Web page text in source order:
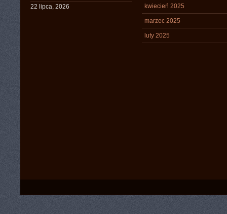
22 lipca, 2026
kwiecień 2025
marzec 2025
luty 2025